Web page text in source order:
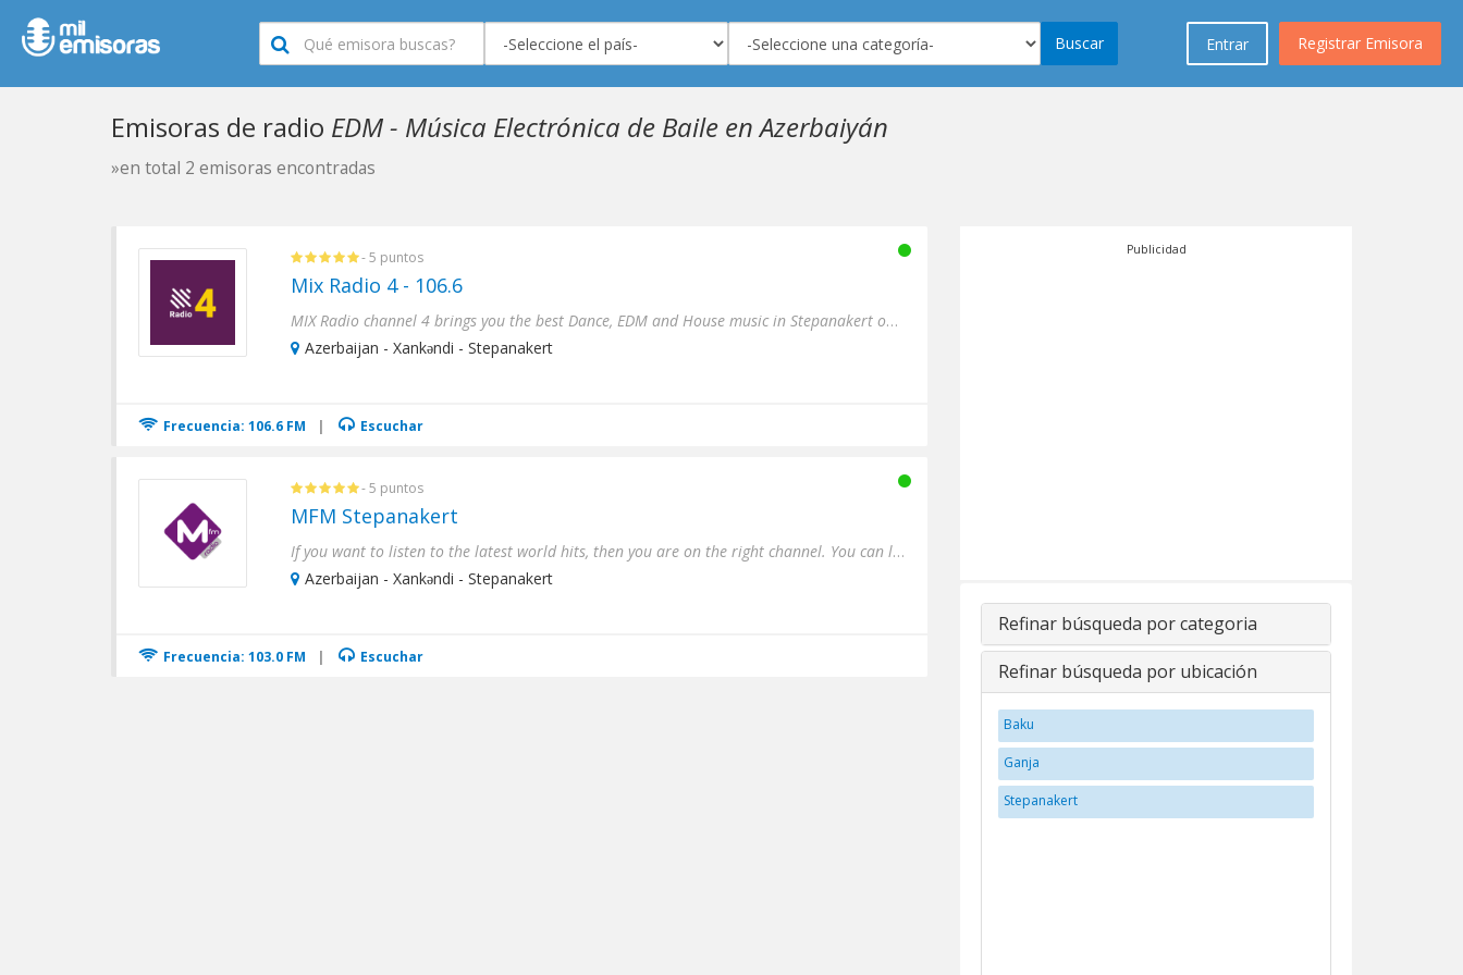
Registrar Emisora
Entrar
Buscar
Emisoras de radio EDM - Música Electrónica de Baile en Azerbaiyán
»en total 2 emisoras encontradas
- 5 puntos
Mix Radio 4 - 106.6
MIX Radio channel 4 brings you the best Dance, EDM and House music in Stepanakert on 106.6 FM and worldwide on mix.am
Azerbaijan - Xankǝndi - Stepanakert
Frecuencia: 106.6 FM | Escuchar
- 5 puntos
MFM Stepanakert
If you want to listen to the latest world hits, then you are on the right channel. You can listen to only the best pe...
Azerbaijan - Xankǝndi - Stepanakert
Frecuencia: 103.0 FM | Escuchar
Publicidad
Refinar búsqueda por categoria
Refinar búsqueda por ubicación
Baku
Ganja
Stepanakert